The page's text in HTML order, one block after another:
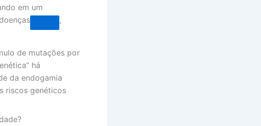
em um
,
de mutações por
há
da endogamia
riscos genéticos